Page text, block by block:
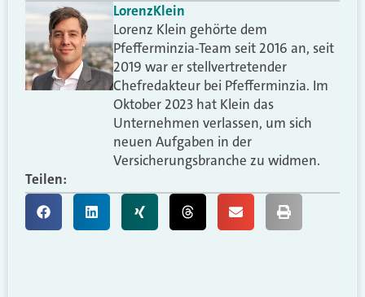
LorenzKlein
Lorenz Klein gehörte dem
Pfefferminzia-Team seit 2016 an, seit
2019 war er stellvertretender
Chefredakteur bei Pfefferminzia. Im
Oktober 2023 hat Klein das
Unternehmen verlassen, um sich
neuen Aufgaben in der
Versicherungsbranche zu widmen.
Teilen: